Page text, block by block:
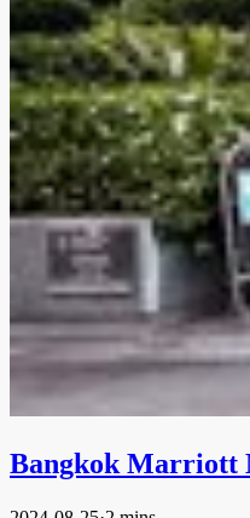
Bangkok Marriott